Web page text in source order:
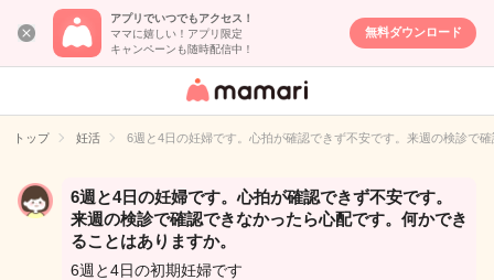
アプリでいつでもアクセス！
ママに嬉しい！アプリ限定
キャンペーンも随時配信中！
無料ダウンロード
女性専用匿名QA
イト
トップ 妊活 6週と4日の妊婦です。心拍が確認できず不安です。来週の検診で
6週と4日の妊婦です。心拍が確認できず不安です。
来週の検診で確認できなかったら心配です。何かでき
ることはありますか。
6週と4日の初期妊婦です